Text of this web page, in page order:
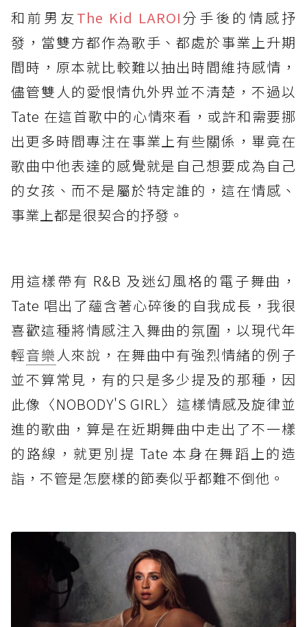
和前男友 The Kid LAROI分手後的情感抒
發，當雙方都作為歌手、都處於事業上升期
間時，原本就比較難以抽出時間維持感情，
儘管雙人的愛恨情仇外界並不清楚，不過以
Tate 在這首歌中的心情來看，或許和需要挪
出更多時間專注在事業上有些關係，畢竟在
歌曲中他表達的感覺就是自己想要成為自己
的女孩、而不是屬於特定誰的，這在情感、
事業上都是很契合的抒發。
用這樣帶有 R&B 及迷幻風格的電子舞曲，
Tate 唱出了蘊含著心碎後的自我成長，我很
喜歡這種將情感注入舞曲的氛圍，以現代年
輕音樂 人來說，在舞曲中有強烈情緒的例子
並不算常見，有的只是多少提及的那種，因
此像〈NOBODY'S GIRL〉這樣情感及旋律並
進的歌曲，算是在近期舞曲中走出了不一樣
的路線，就更別提 Tate 本身在舞蹈上的造
詣，不管是怎麼樣的節奏似乎都難不倒他。